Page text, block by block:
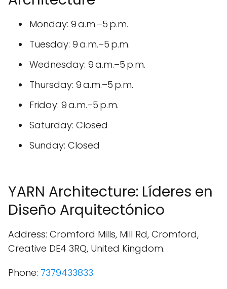
Monday: 9 a.m.–5 p.m.
Tuesday: 9 a.m.–5 p.m.
Wednesday: 9 a.m.–5 p.m.
Thursday: 9 a.m.–5 p.m.
Friday: 9 a.m.–5 p.m.
Saturday: Closed
Sunday: Closed
YARN Architecture: Líderes en
Diseño Arquitectónico
Address: Cromford Mills, Mill Rd, Cromford,
Creative DE4 3RQ, United Kingdom.
Phone: 7379433833.